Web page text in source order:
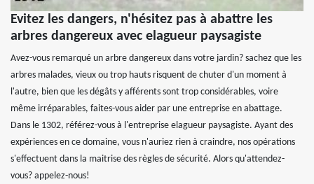
Evitez les dangers, n'hésitez pas à abattre les
arbres dangereux avec elagueur paysagiste
Avez-vous remarqué un arbre dangereux dans votre jardin? sachez que les
arbres malades, vieux ou trop hauts risquent de chuter d'un moment à
l'autre, bien que les dégâts y afférents sont trop considérables, voire
même irréparables, faites-vous aider par une entreprise en abattage.
Dans le 1302, référez-vous à l'entreprise elagueur paysagiste. Ayant des
expériences en ce domaine, vous n'auriez rien à craindre, nos opérations
s'effectuent dans la maitrise des règles de sécurité. Alors qu'attendez-
vous? appelez-nous!